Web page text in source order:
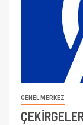
GENEL MERKEZ